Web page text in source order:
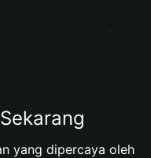
yang dipercaya oleh